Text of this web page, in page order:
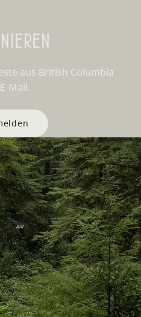
aus British Columbia
Mail.
Unsere Websites
Reisebranche
Medien
Unternehmen
简体中文 – China
Auf dieser Website